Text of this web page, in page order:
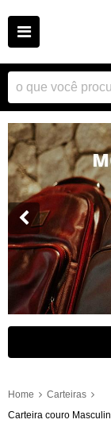
Home
Carteiras
Carteira couro